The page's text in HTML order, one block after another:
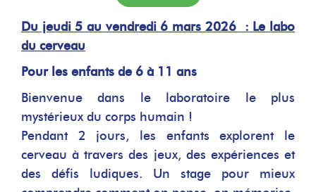
Du jeudi 5 au vendredi 6 mars 2026 : Le labo
du cerveau
Pour les enfants de 6 à 11 ans
Bienvenue dans le laboratoire le plus
mystérieux du corps humain !
Pendant 2 jours, les enfants explorent le
cerveau à travers des jeux, des expériences et
des défis ludiques. Un stage pour mieux